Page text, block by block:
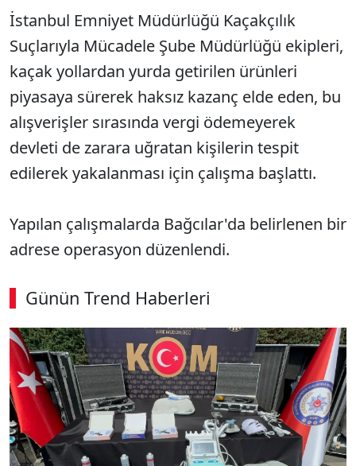
İstanbul Emniyet Müdürlüğü Kaçakçılık
Suçlarıyla Mücadele Şube Müdürlüğü ekipleri,
kaçak yollardan yurda getirilen ürünleri
piyasaya sürerek haksız kazanç elde eden, bu
alışverişler sırasında vergi ödemeyerek
devleti de zarara uğratan kişilerin tespit
edilerek yakalanması için çalışma başlattı.
Yapılan çalışmalarda Bağcılar'da belirlenen bir
adrese operasyon düzenlendi.
Günün Trend Haberleri